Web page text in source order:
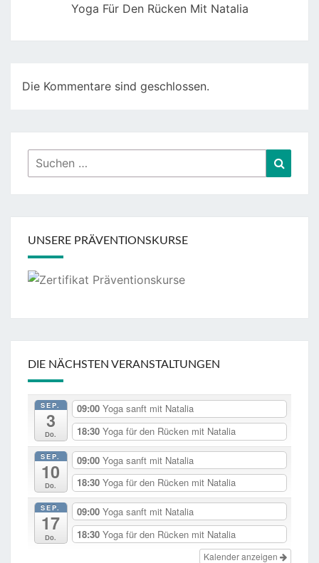
Yoga Für Den Rücken Mit Natalia
Die Kommentare sind geschlossen.
Suchen
nach:
UNSERE PRÄVENTIONSKURSE
DIE NÄCHSTEN VERANSTALTUNGEN
SEP.
3
Do.
09:00 Yoga sanft mit Natalia
18:30 Yoga für den Rücken mit Natalia
SEP.
10
Do.
09:00 Yoga sanft mit Natalia
18:30 Yoga für den Rücken mit Natalia
SEP.
17
Do.
09:00 Yoga sanft mit Natalia
18:30 Yoga für den Rücken mit Natalia
Kalender anzeigen